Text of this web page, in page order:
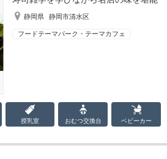
静岡県 静岡市清水区
フードテーマパーク・テーマカフェ
授乳室 おむつ交換台 ベビーカー